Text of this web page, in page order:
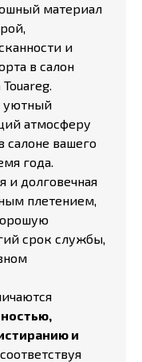
материал
и
в салон
уютный
атмосферу
салоне вашего
года.
и долговечная
плетением,
срок службы,
и